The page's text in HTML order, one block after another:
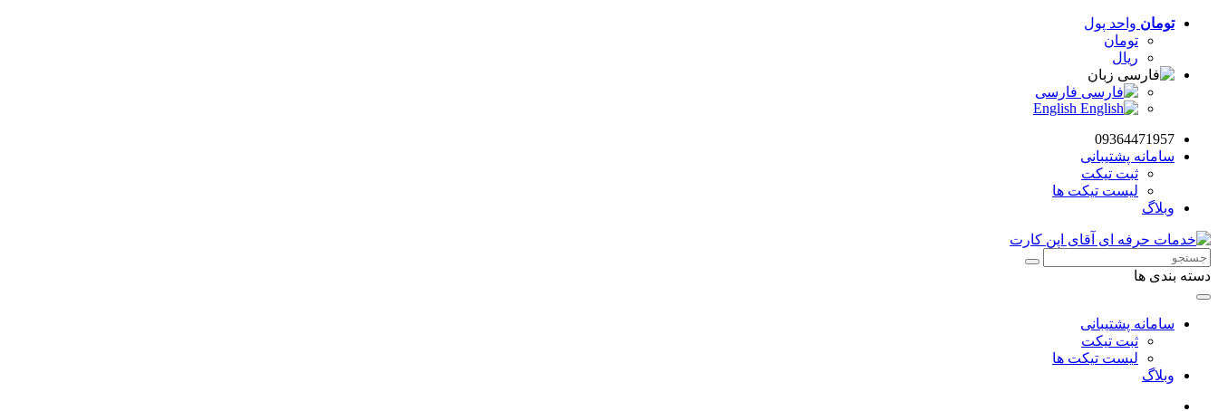
تومان واحد پول
تومان
ریال
زبان
فارسی
09364471957
سامانه پشتیبانی
ثبت تیکت
لیست تیکت ها
وبلاگ
دسته بندی ها
سامانه پشتیبانی
ثبت تیکت
لیست تیکت ها
وبلاگ